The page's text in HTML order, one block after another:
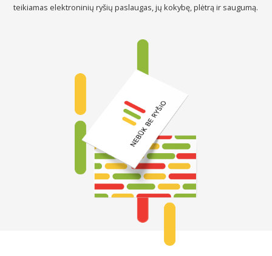
teikiamas elektroninių ryšių paslaugas, jų kokybę, plėtrą ir saugumą.